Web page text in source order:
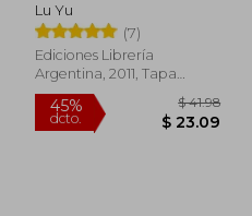
Lu Yu
(7)
Ediciones Librería
Argentina, 2011, Tapa
Blanda, Nuevo